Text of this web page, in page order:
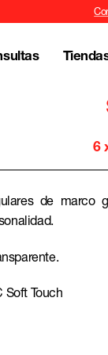
6
de marco
Soft Touch